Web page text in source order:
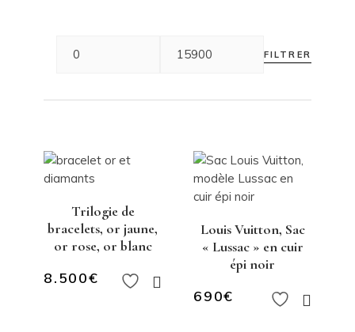
Trilogie de
bracelets, or jaune,
or rose, or blanc
8.500€
Louis Vuitton, Sac
« Lussac » en cuir
épi noir
690€
FILTRER